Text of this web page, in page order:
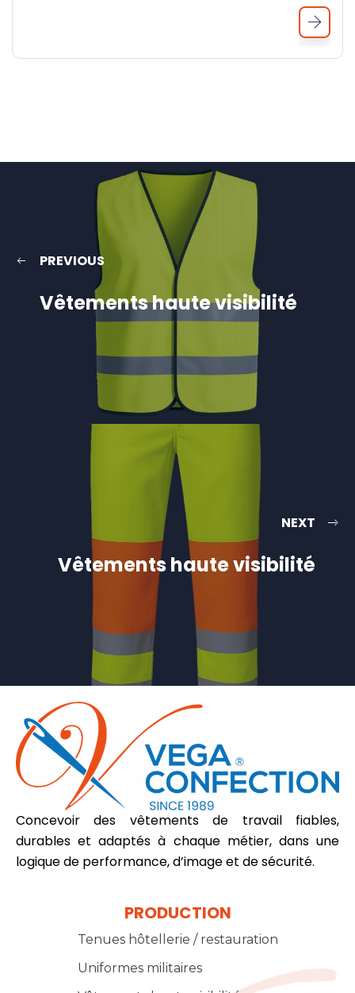
PREVIOUS
Vêtements haute visibilité
NEXT
Vêtements haute visibilité
Concevoir des vêtements de travail fiables,
durables et adaptés à chaque métier, dans une
logique de performance, d’image et de sécurité.
PRODUCTION
Tenues hôtellerie / restauration
Uniformes militaires